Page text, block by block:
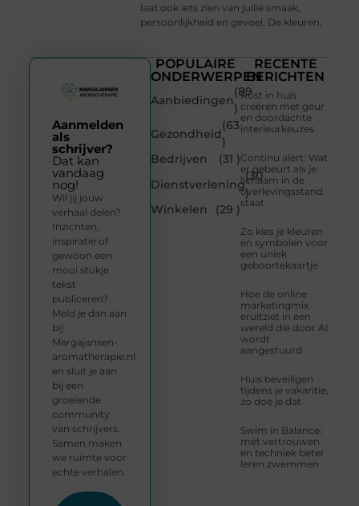
laat ook iets zien van jullie smaak,
persoonlijkheid en gevoel. De kleuren,
POPULAIRE
ONDERWERPEN
Aanbiedingen
(89
)
Gezondheid
(63
)
Bedrijven
(31 )
Dienstverlening
(30
)
Winkelen
(29 )
RECENTE
BERICHTEN
Rust in huis
creëren met geur
en doordachte
interieurkeuzes
Continu alert: Wat
er gebeurt als je
lichaam in de
overlevingsstand
staat
Zo kies je kleuren
en symbolen voor
een uniek
geboortekaartje
Hoe de online
marketingmix
eruitziet in een
wereld die door AI
wordt
aangestuurd
Huis beveiligen
tijdens je vakantie,
zo doe je dat
Swim in Balance:
met vertrouwen
en techniek beter
leren zwemmen
Aanmelden
als
schrijver?
Dat kan
vandaag
nog!
Wil jij jouw
verhaal delen?
Inzichten,
inspiratie of
gewoon een
mooi stukje
tekst
publiceren?
Meld je dan aan
bij
Margajansen-
aromatherapie.nl
en sluit je aan
bij een
groeiende
community
van schrijvers.
Samen maken
we ruimte voor
echte verhalen.